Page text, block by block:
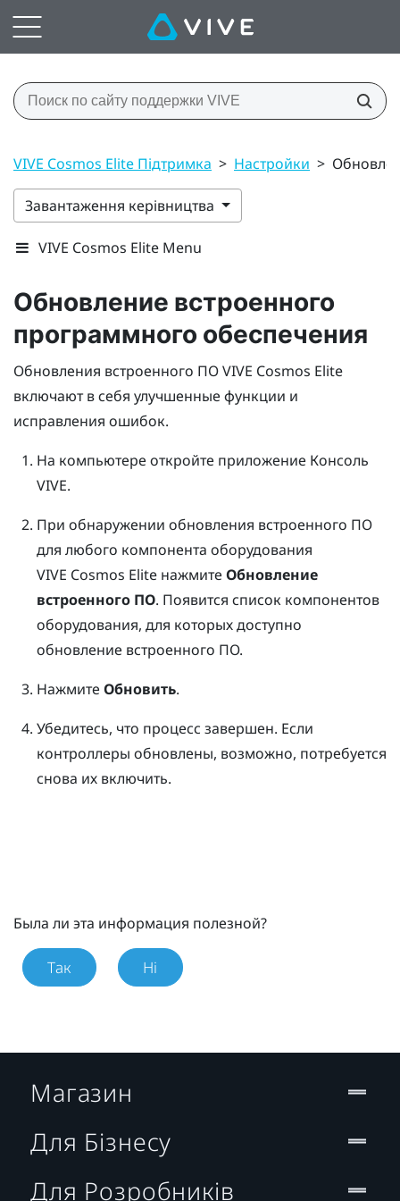
VIVE Cosmos Elite Підтримка > Настройки >
Завантаження керівництва
VIVE Cosmos Elite Menu
Обновление встроенного
программного обеспечения
Обновления встроенного ПОVIVE Cosmos Elite
включают в себя улучшенные функции и
исправления ошибок.
На компьютере откройте приложение Консоль
VIVE.
При обнаружении обновления встроенного ПО
для любого компонента оборудования
VIVE Cosmos Eliteнажмите Обновление
встроенного ПО. Появится список компонентов
оборудования, для которых доступно
обновление встроенного ПО.
Нажмите Обновить.
Убедитесь, что процесс завершен. Если
контроллеры обновлены, возможно, потребуется
снова их включить.
Была ли эта информация полезной?
Так Ні
Магазин
Для Бізнесу
Для Розробників